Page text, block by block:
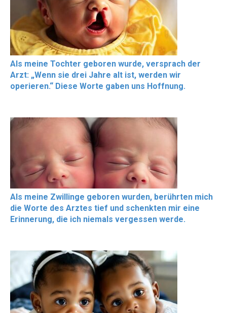
Als meine Tochter geboren wurde, versprach der
Arzt: „Wenn sie drei Jahre alt ist, werden wir
operieren.“ Diese Worte gaben uns Hoffnung.
Als meine Zwillinge geboren wurden, berührten mich
die Worte des Arztes tief und schenkten mir eine
Erinnerung, die ich niemals vergessen werde.